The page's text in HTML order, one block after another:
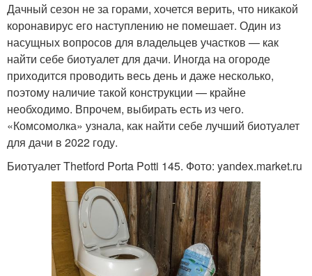
Дачный сезон не за горами, хочется верить, что никакой
коронавирус его наступлению не помешает. Один из
насущных вопросов для владельцев участков — как
найти себе биотуалет для дачи. Иногда на огороде
приходится проводить весь день и даже несколько,
поэтому наличие такой конструкции — крайне
необходимо. Впрочем, выбирать есть из чего.
«Комсомолка» узнала, как найти себе лучший биотуалет
для дачи в 2022 году.
Биотуалет Thetford Porta Potti 145. Фото: yandex.market.ru